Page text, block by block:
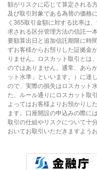
額がリスクに応じて算定される
及び取引対象である為替の価格
く365取引金額に対する比率は
求される区分管理方法の信託一
要額算出日と追加信託期限に時
ずお客様からお預りした証拠金
りません。ロスカット取引とは
のではありません。通常、あら
ット水準」といいます。）に達
ので、実際の損失はロスカット
た、ルール通りにロスカット取
よってはお客様よりお預かりし
ます。口座開設の申込みの際に
取引の仕組やリスクについて十
おいてお取引いただきますよう